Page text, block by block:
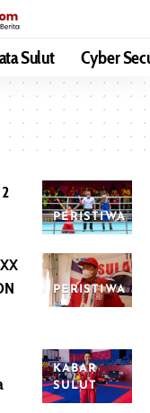
Sulut Cyber
PERISTIWA
PERISTIWA
KABAR
SULUT